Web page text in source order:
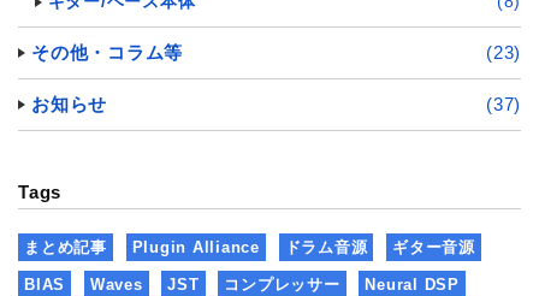
その他・コラム等 (23)
お知らせ (37)
Tags
まとめ記事 Plugin Alliance ドラム音源 ギター音源
BIAS Waves JST コンプレッサー Neural DSP